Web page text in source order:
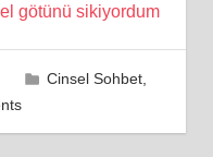
götünü sikiyordum
Cinsel Sohbet